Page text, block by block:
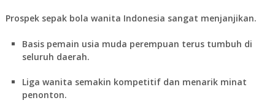
Prospek sepak bola wanita Indonesia sangat menjanjikan.
Basis pemain usia muda perempuan terus tumbuh di
seluruh daerah.
Liga wanita semakin kompetitif dan menarik minat
penonton.